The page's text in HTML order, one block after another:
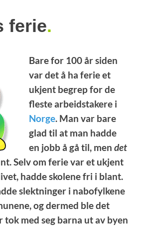
ferie.
Bare for 100 år siden
var det å ha ferie et
ukjent begrep for de
fleste arbeidstakere i
Norge. Man var bare
glad til at man hadde
en jobb å gå til, men det
Selv om ferie var et ukjent
hadde skolene fri i blant.
slektninger i nabofylkene
og dermed ble det
tok med seg barna ut av byen